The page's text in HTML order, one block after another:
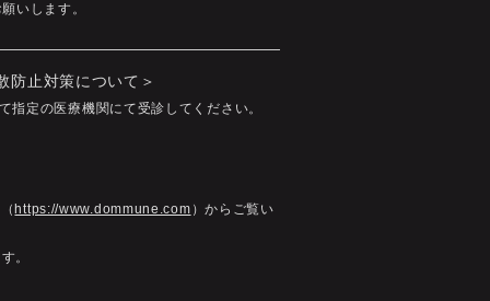
いします。
防止対策について＞
定の医療機関にて受診してください。
https://www.dommune.com ）からご覧い
。